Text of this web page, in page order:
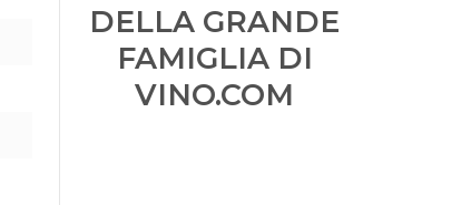
DELLA GRANDE
FAMIGLIA DI
VINO.COM